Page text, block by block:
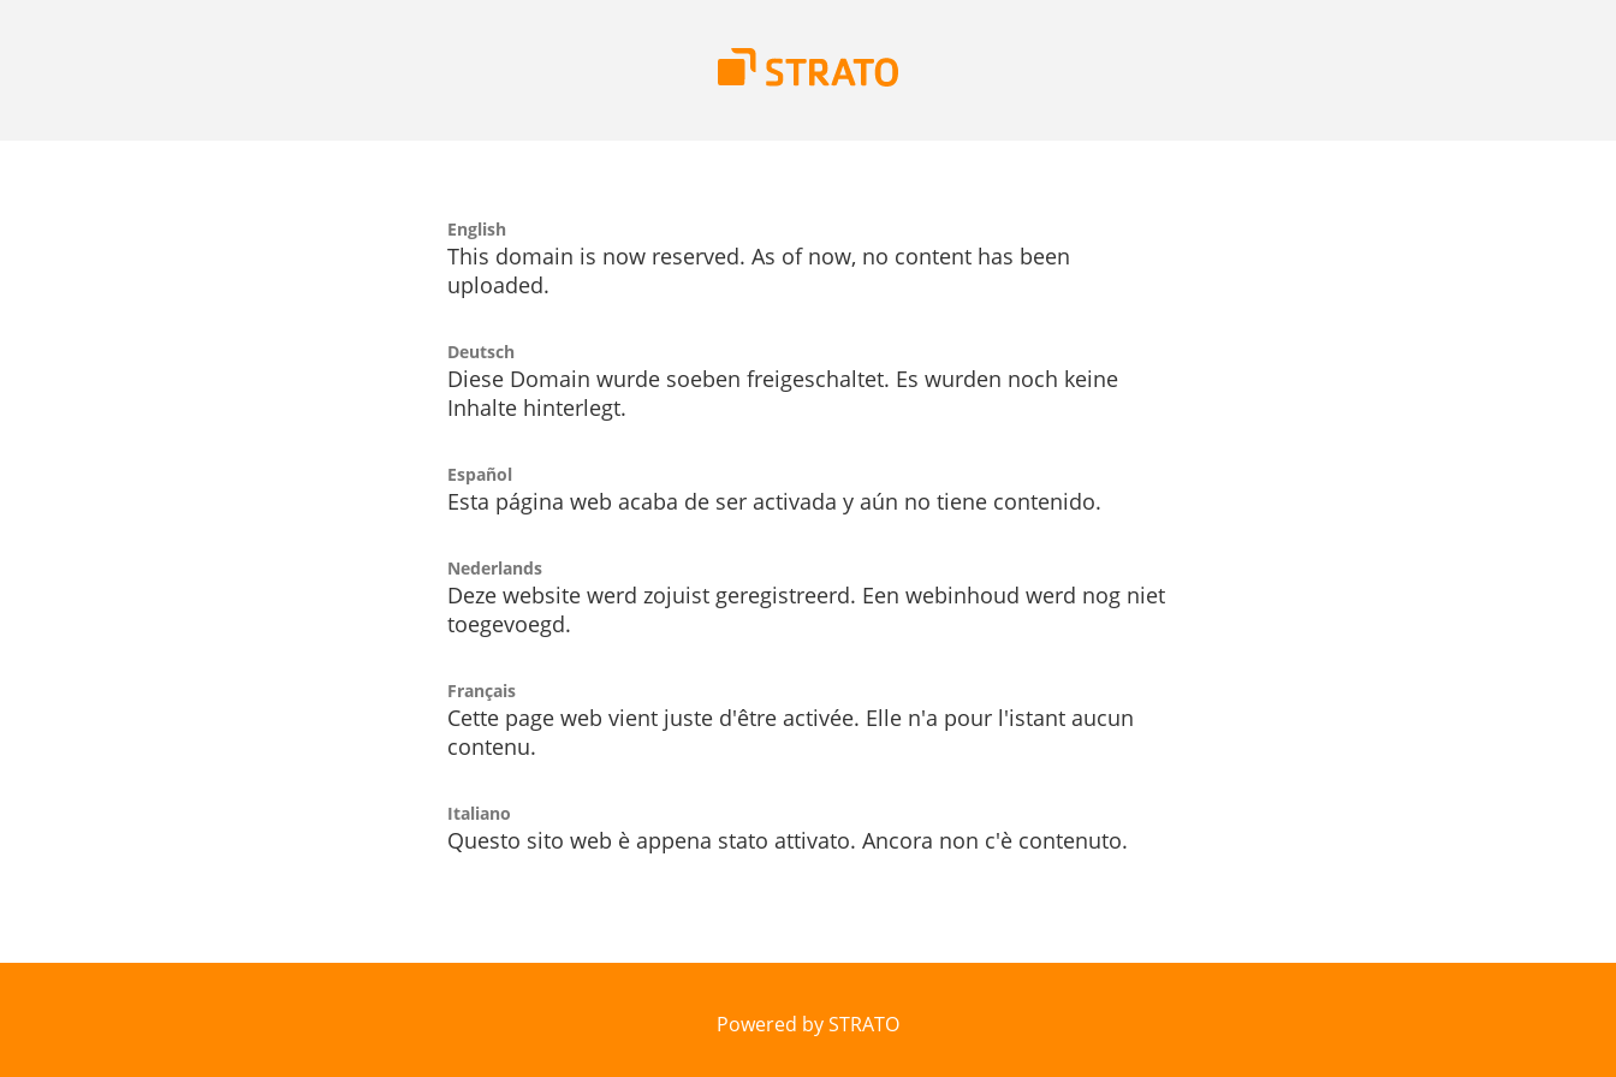
English
This domain is now reserved. As of now, no content has been
uploaded.
Deutsch
Diese Domain wurde soeben freigeschaltet. Es wurden noch keine
Inhalte hinterlegt.
Español
Esta página web acaba de ser activada y aún no tiene contenido.
Nederlands
Deze website werd zojuist geregistreerd. Een webinhoud werd nog niet
toegevoegd.
Français
Cette page web vient juste d'être activée. Elle n'a pour l'istant aucun
contenu.
Italiano
Questo sito web è appena stato attivato. Ancora non c'è contenuto.
Powered by STRATO